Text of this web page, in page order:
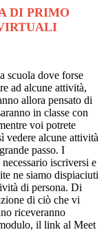
DI PRIMO
scuola dove forse
ad alcune attività,
allora pensato di
in classe con
voi potrete
vedere alcune attività
passo. I
iscriversi e
ne siamo dispiaciuti
di persona. Di
di ciò che vi
riceveranno
il link al Meet